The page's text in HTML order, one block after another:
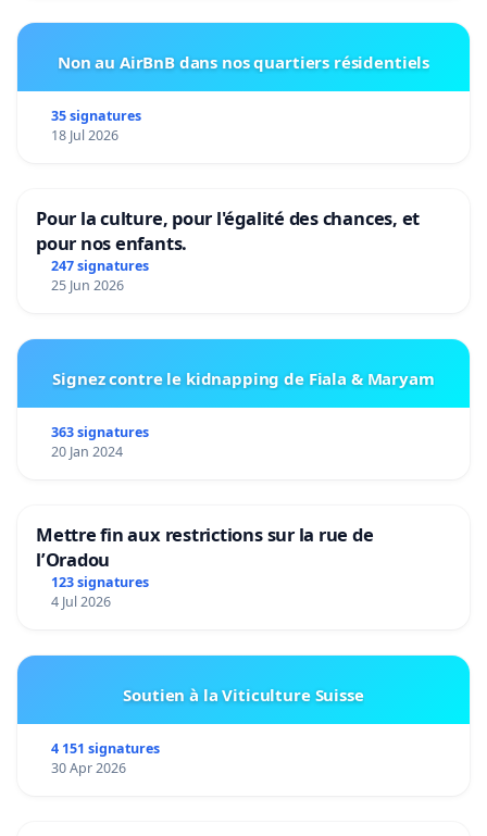
Non au AirBnB dans nos quartiers résidentiels
35 signatures
18 Jul 2026
Pour la culture, pour l'égalité des chances, et
pour nos enfants.
247 signatures
25 Jun 2026
Signez contre le kidnapping de Fiala & Maryam
363 signatures
20 Jan 2024
Mettre fin aux restrictions sur la rue de
l’Oradou
123 signatures
4 Jul 2026
Soutien à la Viticulture Suisse
4 151 signatures
30 Apr 2026